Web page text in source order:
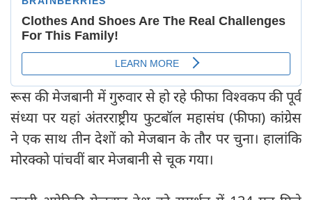
रूस की मेजबानी में गुरुवार से हो रहे फीफा विश्वकप की पूर्व
संध्या पर यहां अंतरराष्ट्रीय फुटबॉल महासंघ (फीफा) कांग्रेस
ने एक साथ तीन देशों को मेजबान के तौर पर चुना। हालांकि
मोरक्को पांचवीं बार मेजबानी से चूक गया।